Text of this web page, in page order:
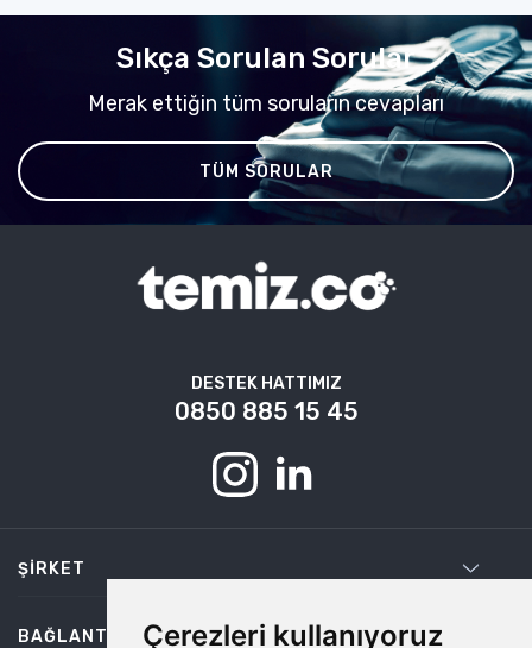
Çerezleri kullanıyoruz
Sıkça Sorulan Sorular
Merak ettiğin tüm soruların cevapları
TÜM SORULAR
DESTEK HATTIMIZ
0850 885 15 45
ŞIRKET
BAĞLANTILAR